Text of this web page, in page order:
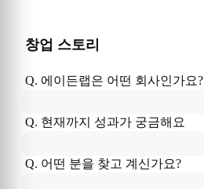
창업 스토리
Q. 에이든랩은 어떤 회사인가요?
Q. 현재까지 성과가 궁금해요
Q. 어떤 분을 찾고 계신가요?